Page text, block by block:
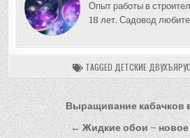
Опыт работы в
18 лет. Садовод
TAGGED ДЕТСКИЕ
Навигация
по
Выращивание кабачков
← Жидкие обои – новое